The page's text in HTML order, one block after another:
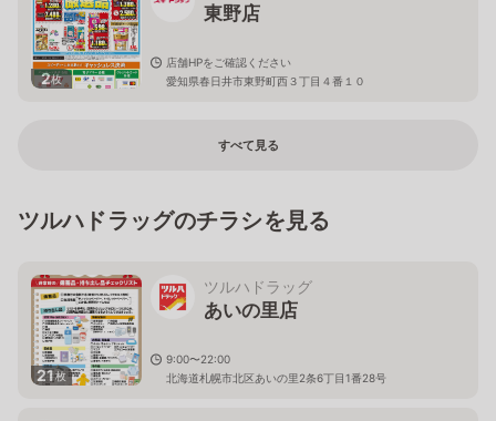
2枚
東野店
店舗HPをご確認ください
愛知県春日井市東野町西３丁目４番１０
すべて見る
ツルハドラッグのチラシを見る
21枚
ツルハドラッグ
あいの里店
9:00〜22:00
北海道札幌市北区あいの里2条6丁目1番28号